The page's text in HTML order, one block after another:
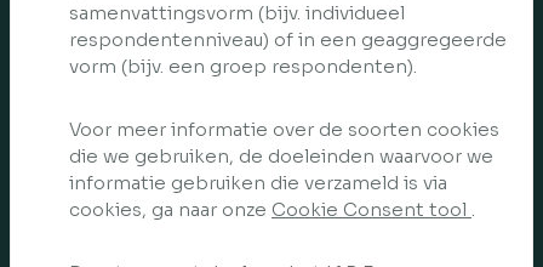
samenvattingsvorm (bijv. individueel
respondentenniveau) of in een geaggregeerde
vorm (bijv. een groep respondenten).
Voor meer informatie over de soorten cookies
die we gebruiken, de doeleinden waarvoor we
informatie gebruiken die verzameld is via
cookies, ga naar onze Cookie Consent tool .